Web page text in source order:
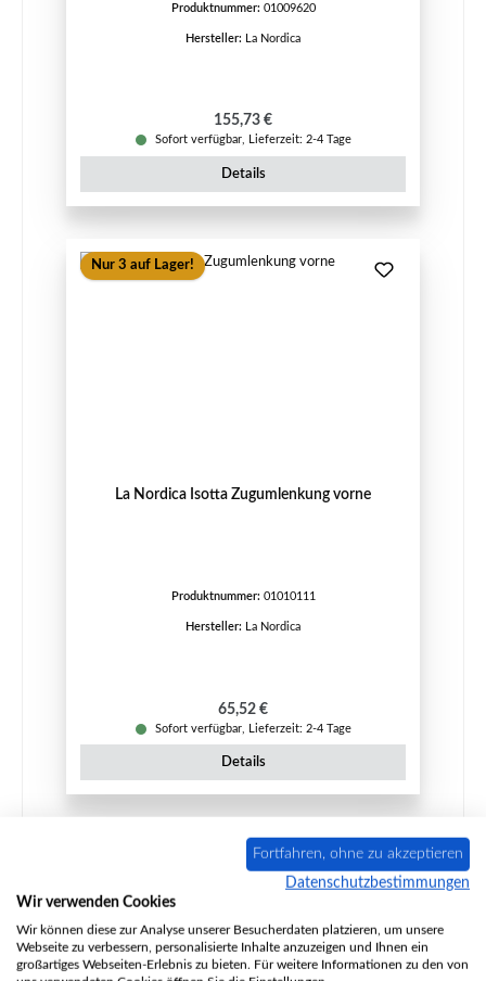
Produktnummer: 01009620
Hersteller: La Nordica
Regulärer Preis:
155,73 €
Sofort verfügbar, Lieferzeit: 2-4 Tage
Details
Nur 3 auf Lager!
La Nordica Isotta Zugumlenkung vorne
Produktnummer: 01010111
Hersteller: La Nordica
Regulärer Preis:
65,52 €
Sofort verfügbar, Lieferzeit: 2-4 Tage
Details
Fortfahren, ohne zu akzeptieren
Datenschutzbestimmungen
Wir verwenden Cookies
Wir können diese zur Analyse unserer Besucherdaten platzieren, um unsere
Webseite zu verbessern, personalisierte Inhalte anzuzeigen und Ihnen ein
großartiges Webseiten-Erlebnis zu bieten. Für weitere Informationen zu den von